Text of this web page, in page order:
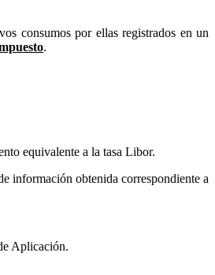
consumos por ellas registrados en un
.
equivalente a la tasa Libor.
información obtenida correspondiente a
Aplicación.